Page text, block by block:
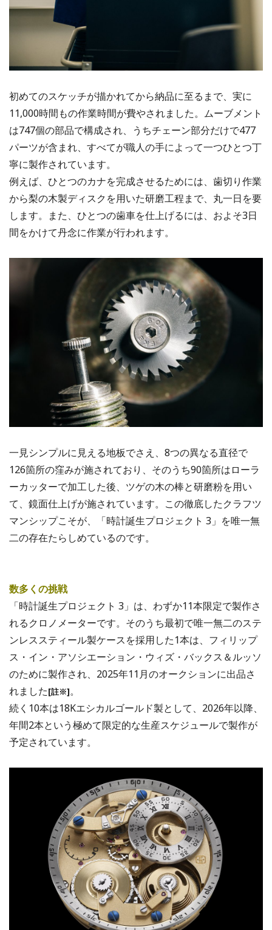
初めてのスケッチが描かれてから納品に至るまで、実に
11,000時間もの作業時間が費やされました。ムーブメント
は747個の部品で構成され、うちチェーン部分だけで477
パーツが含まれ、すべてが職人の手によって一つひとつ丁
寧に製作されています。
例えば、ひとつのカナを完成させるためには、歯切り作業
から梨の木製ディスクを用いた研磨工程まで、丸一日を要
します。また、ひとつの歯車を仕上げるには、およそ3日
間をかけて丹念に作業が行われます。
一見シンプルに見える地板でさえ、8つの異なる直径で
126箇所の窪みが施されており、そのうち90箇所はローラ
ーカッターで加工した後、ツゲの木の棒と研磨粉を用い
て、鏡面仕上げが施されています。この徹底したクラフツ
マンシップこそが、「時計誕生プロジェクト 3」を唯一無
二の存在たらしめているのです。
数多くの挑戦
「時計誕生プロジェクト 3」は、わずか11本限定で製作さ
れるクロノメーターです。そのうち最初で唯一無二のステ
ンレススティール製ケースを採用した1本は、フィリップ
ス・イン・アソシエーション・ウィズ・バックス＆ルッソ
のために製作され、2025年11月のオークションに出品さ
れました[註※]。
続く10本は18Kエシカルゴールド製として、2026年以降、
年間2本という極めて限定的な生産スケジュールで製作が
予定されています。